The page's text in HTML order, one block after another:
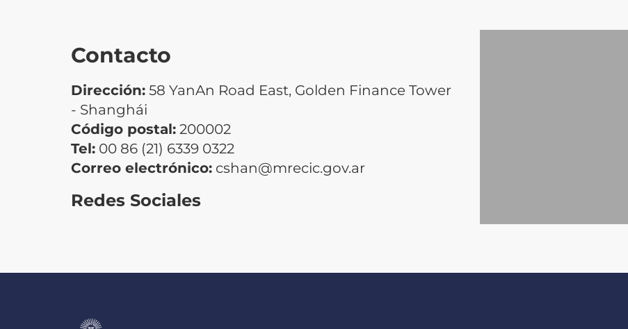
Contacto
Dirección: 58 YanAn Road East, Golden Finance Tower
- Shanghái
Código postal: 200002
Tel: 00 86 (21) 6339 0322
Correo electrónico: cshan@mrecic.gov.ar
Redes Sociales